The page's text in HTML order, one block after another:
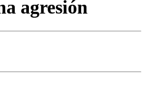
agresión